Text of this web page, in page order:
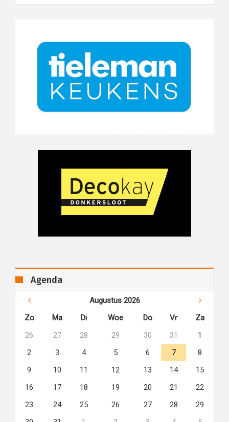
Agenda
Augustus 2026
Zo
Ma Di Woe Do Vr
Za
26
27 28 29 30 31
1
2
3 4 5 6 7
8
9
10 11 12 13 14
15
16
17 18 19 20 21
22
23
24 25 26 27 28
29